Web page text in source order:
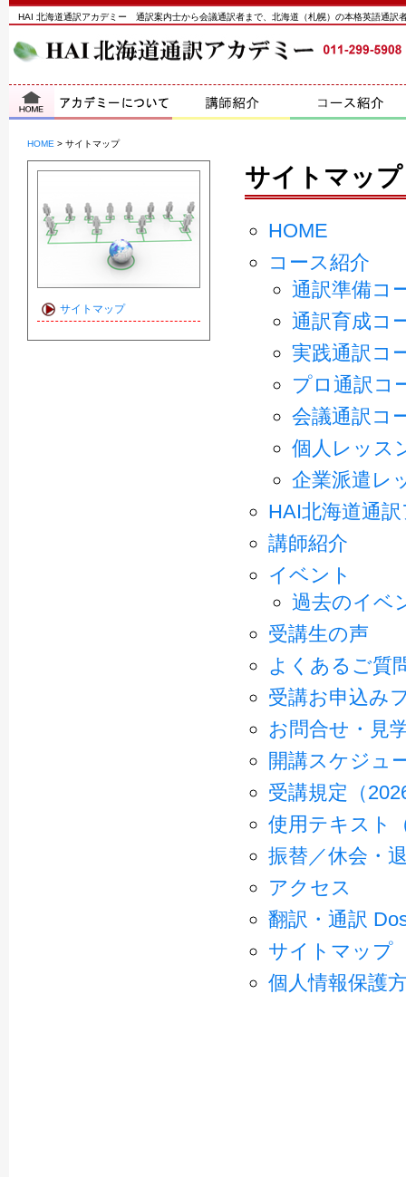
HAI 北海道通訳アカデミー 通訳案内士から会議通訳者まで、北海道（札幌）の本格英語通訳
HOME > サイトマップ
サイトマップ
HOME
コース紹介
通訳準備コ
通訳育成コ
実践通訳コ
プロ通訳コ
会議通訳コ
個人レッス
企業派遣レ
HAI北海道通
講師紹介
イベント
過去のイベ
受講生の声
よくあるご質
受講お申込み
お問合せ・見
開講スケジュ
受講規定（
使用テキスト
振替／休会・
アクセス
翻訳・通訳
サイトマップ
個人情報保護
サイトマップ